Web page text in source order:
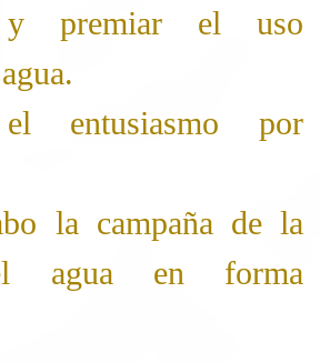
y premiar el uso
el entusiasmo por
la campaña de la
agua en forma